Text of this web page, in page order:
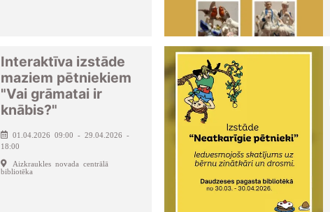
Interaktīva izstāde
maziem pētniekiem
"Vai grāmatai ir
knābis?"
01.04.2026 09:00 - 29.04.2026 -
18:00
Aizkraukles novada centrālā
bibliotēka